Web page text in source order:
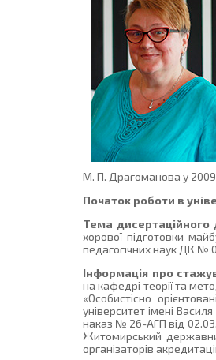
М. П. Драгоманова у 2009
Початок роботи в
Тема дисертаційного
хорової підготовки
педагогічних наук ДК №
Інформація про
на кафедрі теорії та
«Особистісно
університет імені
наказ № 26-АГП від
Житомирський
організаторів